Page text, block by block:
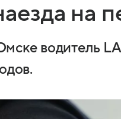
на
водитель